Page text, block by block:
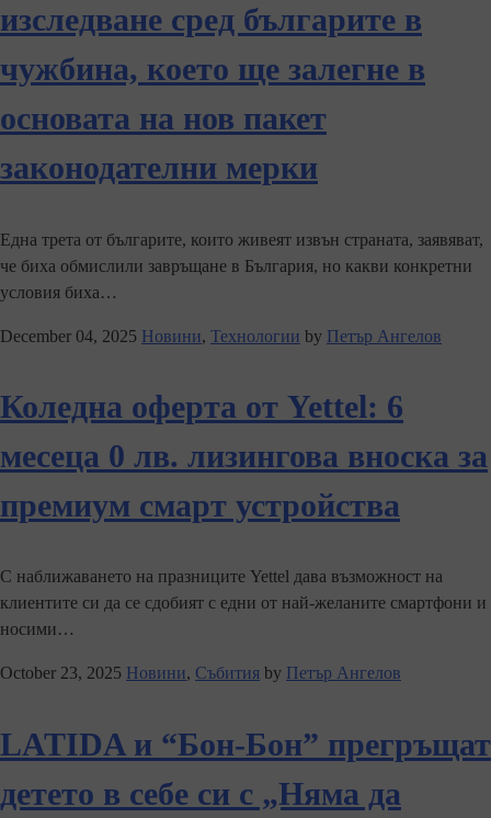
изследване сред българите в
чужбина, което ще залегне в
основата на нов пакет
законодателни мерки
Една трета от българите, които живеят извън страната, заявяват,
че биха обмислили завръщане в България, но какви конкретни
условия биха…
December 04, 2025 Новини, Технологии by Петър Ангелов
Коледна оферта от Yettel: 6
месеца 0 лв. лизингова вноска за
премиум смарт устройства
С наближаването на празниците Yettel дава възможност на
клиентите си да се сдобият с едни от най-желаните смартфони и
носими…
October 23, 2025 Новини, Събития by Петър Ангелов
LATIDA и “Бон-Бон” прегръщат
детето в себе си с „Няма да